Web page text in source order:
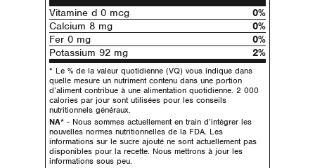
Vitamine d 0 mcg
0%
Calcium 8 mg
0%
Fer 0 mg
0%
Potassium 92 mg
2%
* Le % de la valeur quotidienne (VQ) vous indique dans
quelle mesure un nutriment contenu dans une portion
d’aliment contribue à une alimentation quotidienne. 2 000
calories par jour sont utilisées pour les conseils
nutritionnels généraux.
NA* - Nous sommes actuellement en train d’intégrer les
nouvelles normes nutritionnelles de la FDA. Les
informations sur le sucre ajouté ne sont actuellement pas
disponibles pour la recette. Nous mettrons à jour les
informations sous peu.